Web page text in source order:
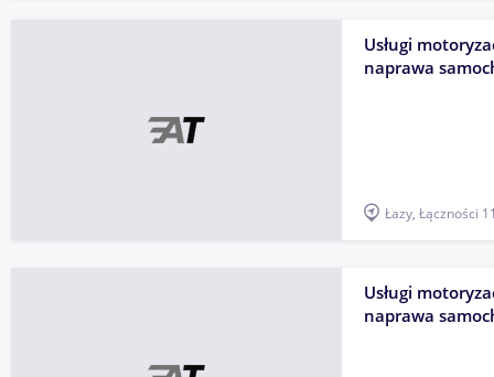
Usługi
naprawa
Łazy, Łączności
Usługi
naprawa